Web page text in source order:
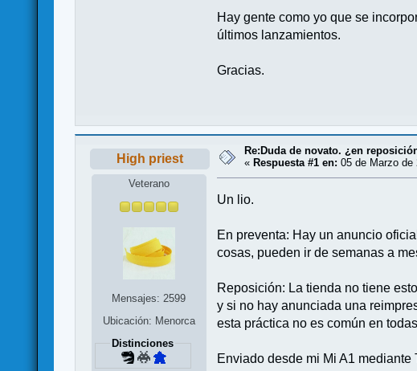
Hay gente como yo que se
últimos lanzamientos.
Gracias.
High priest
Veterano
Mensajes: 2599
Ubicación: Menorca
Distinciones
Re:Duda de novato. ¿en
«Respuesta #1 en: 05 de Marzo de
Un lio.
En preventa: Hay un anuncio
cosas, pueden ir de semanas a
Reposición: La tienda no tiene
y si no hay anunciada una
esta práctica no es común en
Enviado desde mi Mi A1 mediante